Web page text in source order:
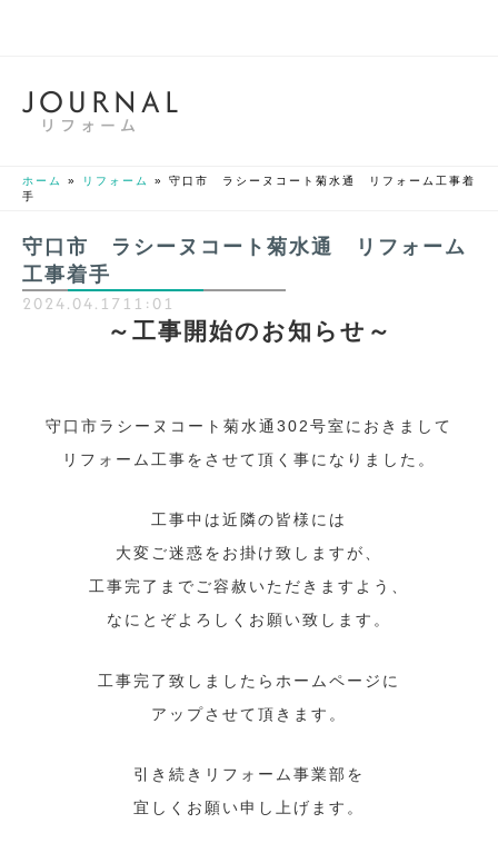
JOU RNAL
リフォーム
ホーム » リフォーム » 守口市 ラシーヌコート菊水通 リフォーム工事着
手
守口市 ラシーヌコート菊水通 リフォーム
工事着手
2024.04.1711:01
～工事開始のお知らせ～
守口市ラシーヌコート菊水通302号室におきまして
リフォーム工事をさせて頂く事になりました。
工事中は近隣の皆様には
大変ご迷惑をお掛け致しますが、
工事完了までご容赦いただきますよう、
なにとぞよろしくお願い致します。
工事完了致しましたらホームページに
アップさせて頂きます。
引き続きリフォーム事業部を
宜しくお願い申し上げます。